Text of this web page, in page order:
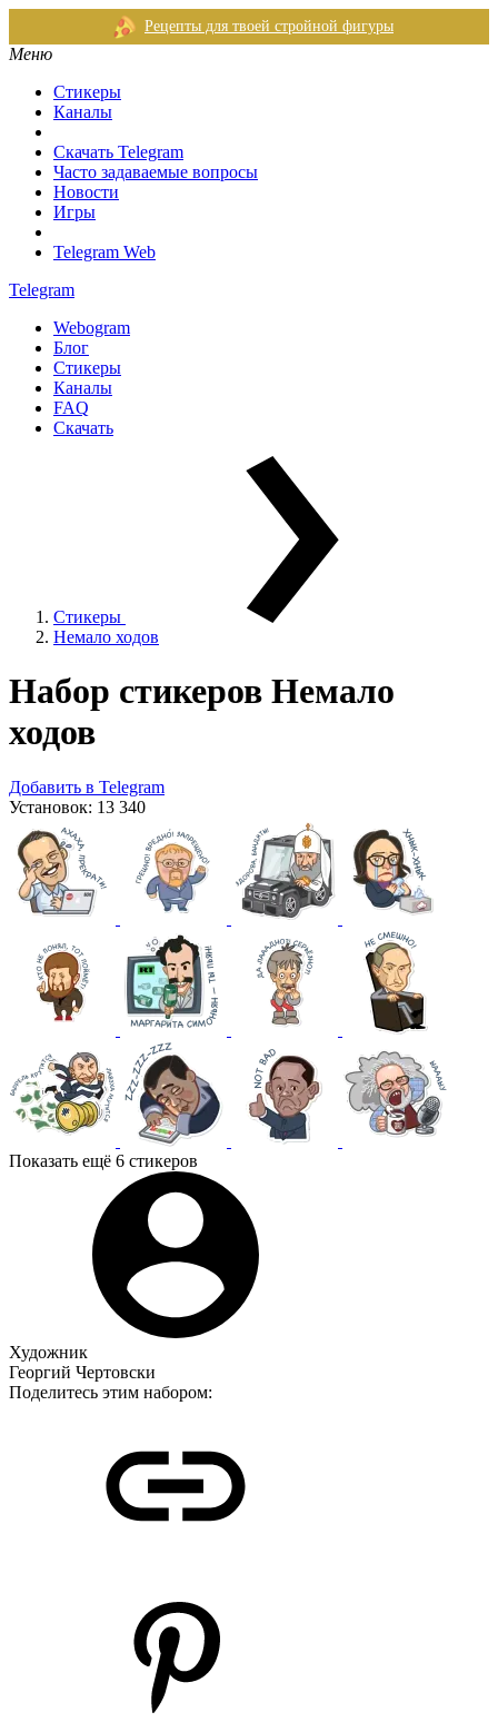
Рецепты для твоей стройной фигуры
Меню
Стикеры
Каналы
Скачать Telegram
Часто задаваемые вопросы
Новости
Игры
Telegram Web
Telegram
Webogram
Блог
Стикеры
Каналы
FAQ
Скачать
Стикеры
Немало ходов
Набор стикеров Немало
ходов
Добавить в Telegram
Установок: 13 340
Показать ещё 6 стикеров
Художник
Георгий Чертовски
Поделитесь этим набором: